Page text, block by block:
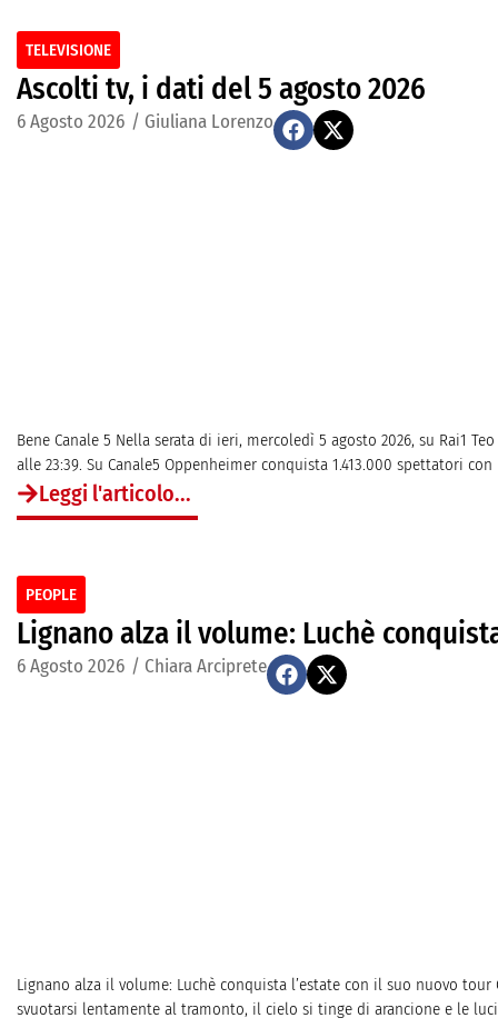
TELEVISIONE
Ascolti tv, i dati del 5 agosto 2026
6 Agosto 2026 / Giuliana Lorenzo
Bene Canale 5 Nella serata di ieri, mercoledì 5 agosto 2026, su Rai1
alle 23:39. Su Canale5 Oppenheimer conquista 1.413.000 spettatori
Leggi l'articolo...
PEOPLE
Lignano alza il volume: Luchè
6 Agosto 2026 / Chiara Arciprete
Lignano alza il volume: Luchè conquista l’estate con il suo nuovo
svuotarsi lentamente al tramonto, il cielo si tinge di arancione e le